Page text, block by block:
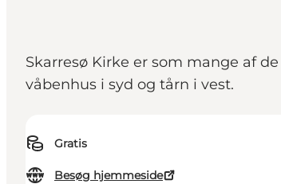
Skarresø Kirke er som mange af
våbenhus i syd og tårn i vest.
Gratis
Besøg hjemmeside